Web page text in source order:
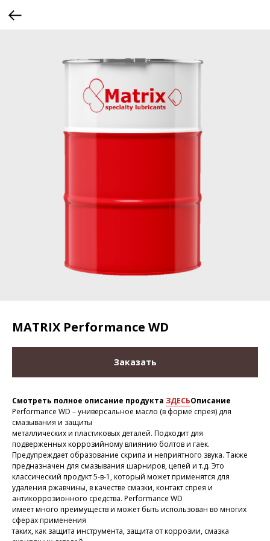
MATRIX Performance WD
Заказать
Смотреть полное описание продукта ЗДЕСЬОписание
Performance WD – универсальное масло (в форме спрея) для
смазывания и защиты
металлических и пластиковых деталей. Подходит для
подверженных коррозийному влиянию болтов и гаек.
Предупреждает образование скрипа и неприятного звука. Также
предназначен для смазывания шарниров, цепей и т.д. Это
классический продукт 5-в-1, который может применятся для
удаления ржавчины, в качестве смазки, контакт спрея и
антикоррозионного средства. Performance WD
имеет много преимуществ и может быть использован во многих
сферах применения
таких, как защита инструмента, защита от коррозии, смазка